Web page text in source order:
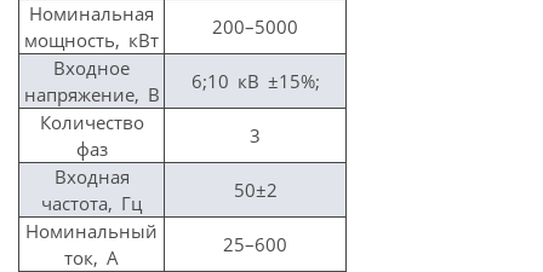
Номинальная
мощность, кВт
200–5000
Входное
напряжение, В
6;10 кВ ±15%;
Количество
фаз
3
Входная
частота, Гц
50±2
Номинальный
ток, А
25–600